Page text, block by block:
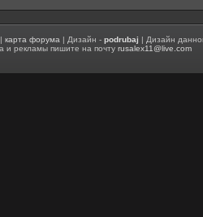
|карта форума | Дизайн -podrubaj | Дизайн
и рекламы пишите на почтуrusalex11@live.com